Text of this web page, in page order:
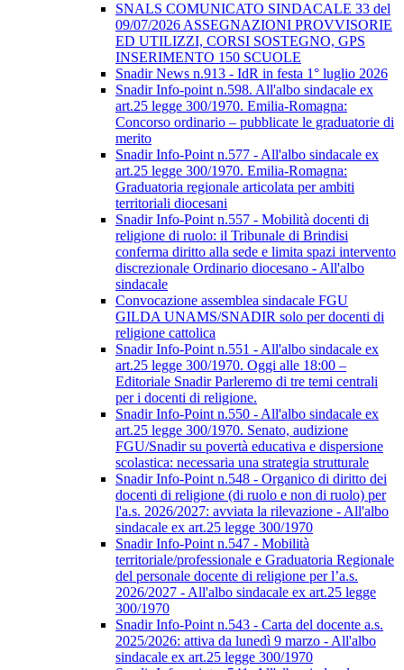
SNALS COMUNICATO SINDACALE 33 del
09/07/2026 ASSEGNAZIONI PROVVISORIE
ED UTILIZZI, CORSI SOSTEGNO, GPS
INSERIMENTO 150 SCUOLE
Snadir News n.913 - IdR in festa 1° luglio 2026
Snadir Info-point n.598. All'albo sindacale ex
art.25 legge 300/1970. Emilia-Romagna:
Concorso ordinario – pubblicate le graduatorie di
merito
Snadir Info-Point n.577 - All'albo sindacale ex
art.25 legge 300/1970. Emilia-Romagna:
Graduatoria regionale articolata per ambiti
territoriali diocesani
Snadir Info-Point n.557 - Mobilità docenti di
religione di ruolo: il Tribunale di Brindisi
conferma diritto alla sede e limita spazi intervento
discrezionale Ordinario diocesano - All'albo
sindacale
Convocazione assemblea sindacale FGU
GILDA UNAMS/SNADIR solo per docenti di
religione cattolica
Snadir Info-Point n.551 - All'albo sindacale ex
art.25 legge 300/1970. Oggi alle 18:00 –
Editoriale Snadir Parleremo di tre temi centrali
per i docenti di religione.
Snadir Info-Point n.550 - All'albo sindacale ex
art.25 legge 300/1970. Senato, audizione
FGU/Snadir su povertà educativa e dispersione
scolastica: necessaria una strategia strutturale
Snadir Info-Point n.548 - Organico di diritto dei
docenti di religione (di ruolo e non di ruolo) per
l'a.s. 2026/2027: avviata la rilevazione - All'albo
sindacale ex art.25 legge 300/1970
Snadir Info-Point n.547 - Mobilità
territoriale/professionale e Graduatoria Regionale
del personale docente di religione per l’a.s.
2026/2027 - All'albo sindacale ex art.25 legge
300/1970
Snadir Info-Point n.543 - Carta del docente a.s.
2025/2026: attiva da lunedì 9 marzo - All'albo
sindacale ex art.25 legge 300/1970